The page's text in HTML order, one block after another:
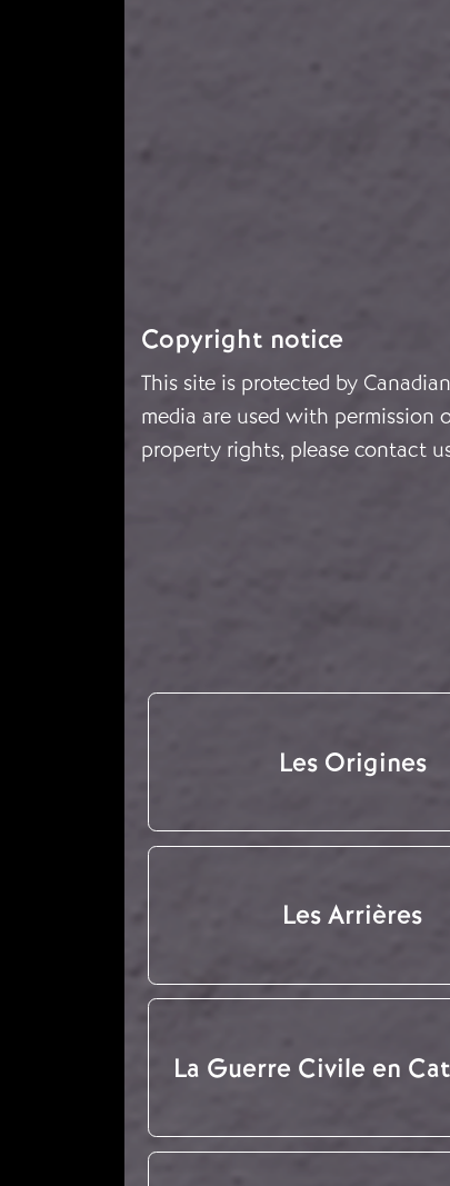
Copyright notice
This site is protected by
media are used with
property rights, please contact
Les Origines
Les Arrières
La Guerre Civile en